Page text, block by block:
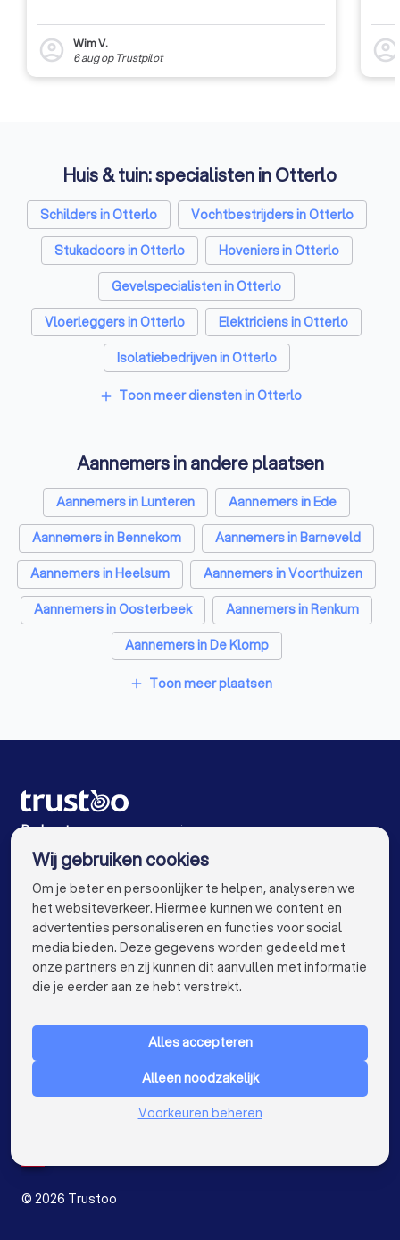
account_circle
Wim V.
6 augop Trustpilot account_circle
Huis & tuin: specialisten in Otterlo
Schilders in Otterlo
Vochtbestrijders in Otterlo
Stukadoors in Otterlo
Hoveniers in Otterlo
Gevelspecialisten in Otterlo
Vloerleggers in Otterlo
Elektriciens in Otterlo
Isolatiebedrijven in Otterlo
Ongediertebestrijders in Otterlo
Zonwering specialisten in Otterlo
Badkamer installateurs in Otterlo
Traprenovatie bedrijven in Otterlo
Schoorsteenvegers in Otterlo
Hekwerkspecialisten in Otterlo
Interieurstylisten in Otterlo
Stoffeerders in Otterlo
Meubelmakers in Otterlo
Klusjesmannen in Otterlo
add Toon meer diensten in Otterlo
Aannemers in andere plaatsen
Aannemers in Lunteren
Aannemers in Ede
Aannemers in Bennekom
Aannemers in Barneveld
Aannemers in Heelsum
Aannemers in Voorthuizen
Aannemers in Oosterbeek
Aannemers in Renkum
Aannemers in De Klomp
Aannemers in Wageningen
Aannemers in Utrecht
Aannemers in Tilburg
Aannemers in Groningen
Aannemers in Almere
Aannemers in Nijmegen
Aannemers in Enschede
Aannemers in Haarlem
Aannemers in Arnhem
Aannemers in Amersfoort
Aannemers in Maastricht
Aannemers in Leiden
Aannemers in Dordrecht
Aannemers in Zoetermeer
add Toon meer plaatsen
De beste aannemers voor jou
VOOR PARTICULIEREN keyboard_arrow_down
Nederland
© 2026 Trustoo
Wij gebruiken cookies
Om je beter en persoonlijker te helpen, analyseren we
het websiteverkeer. Hiermee kunnen we content en
advertenties personaliseren en functies voor social
media bieden. Deze gegevens worden gedeeld met
onze partners en zij kunnen dit aanvullen met informatie
die je eerder aan ze hebt verstrekt.
Alles accepteren
Alleen noodzakelijk
Voorkeuren beheren